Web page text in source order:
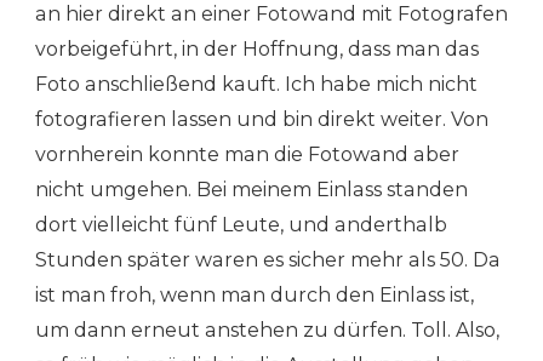
an hier direkt an einer Fotowand mit Fotografen
vorbeigeführt, in der Hoffnung, dass man das
Foto anschließend kauft. Ich habe mich nicht
fotografieren lassen und bin direkt weiter. Von
vornherein konnte man die Fotowand aber
nicht umgehen. Bei meinem Einlass standen
dort vielleicht fünf Leute, und anderthalb
Stunden später waren es sicher mehr als 50. Da
ist man froh, wenn man durch den Einlass ist,
um dann erneut anstehen zu dürfen. Toll. Also,